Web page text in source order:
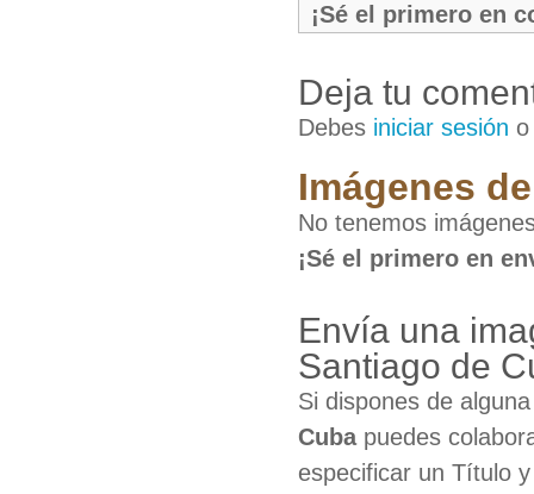
¡Sé el primero en
Deja tu
Debes iniciar sesión
Imágenes
No tenemos
¡Sé el primero en
Envía una
Santiago de
Si dispones de
Cubapuedes
especificar un Título